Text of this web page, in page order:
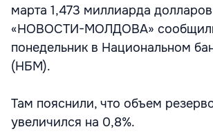
марта 1,473 миллиарда
«НОВОСТИ-МОЛДОВА»
понедельник в Национальном
(НБМ).
Там пояснили, что объем
увеличился на 0,8%.